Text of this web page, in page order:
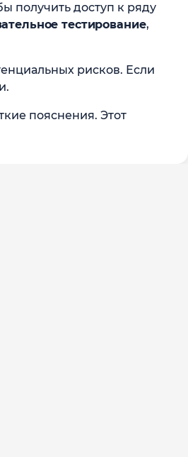
получить доступ к ряду
тестирование,
рисков. Если
пояснения. Этот